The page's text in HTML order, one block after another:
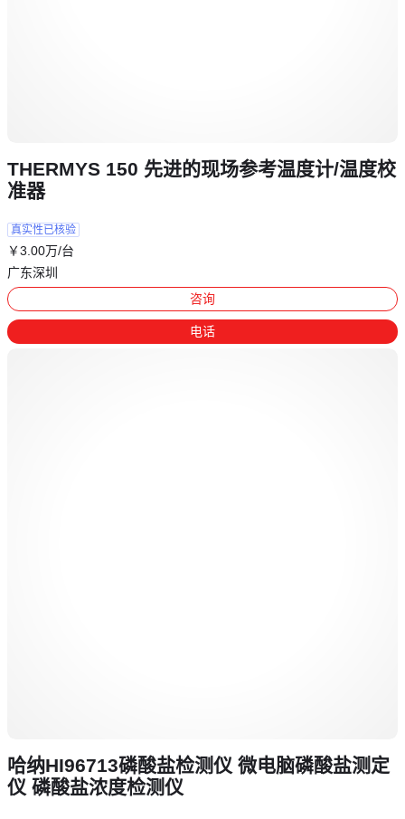
THERMYS 150 先进的现场参考温度计/温度校
准器
真实性已核验
￥3 .00万/台
广东深圳
咨询
电话
哈纳HI96713磷酸盐检测仪 微电脑磷酸盐测定
仪 磷酸盐浓度检测仪